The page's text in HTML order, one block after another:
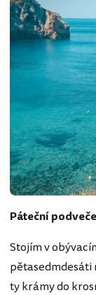
Páteční
Stojím v
pětasedmdesáti
ty krámy do